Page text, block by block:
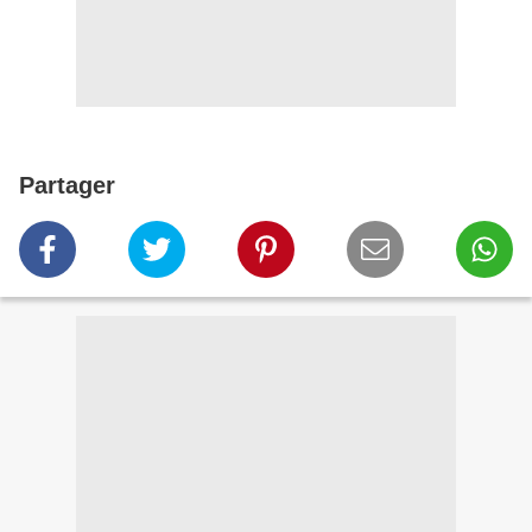
Partager